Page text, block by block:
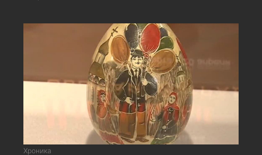
Хроника